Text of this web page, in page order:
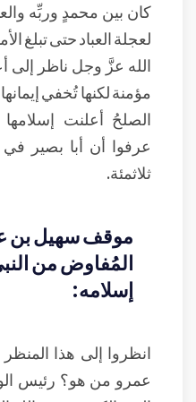
كان بين محمدٍ وربِّه
لعجلة العباد حتى تبلغ
الله عزَّ وجل ناظر إلى
مؤمنة لكنها تُخفي
الصلحُ أعلنت
عرفوا أن أبا بصير
ثلاثمئة.
موقف سهيل بن
المُفاوض من
إسلامه:
انظروا إلى هذا
عمرو من هو؟ رئيس